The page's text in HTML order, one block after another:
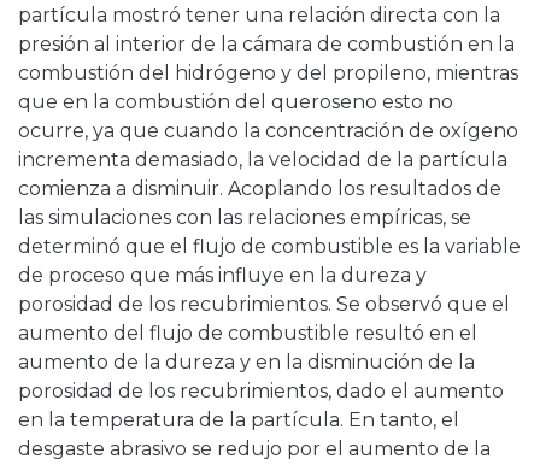
partícula mostró tener una relación directa con la
presión al interior de la cámara de combustión en la
combustión del hidrógeno y del propileno, mientras
que en la combustión del queroseno esto no
ocurre, ya que cuando la concentración de oxígeno
incrementa demasiado, la velocidad de la partícula
comienza a disminuir. Acoplando los resultados de
las simulaciones con las relaciones empíricas, se
determinó que el flujo de combustible es la variable
de proceso que más influye en la dureza y
porosidad de los recubrimientos. Se observó que el
aumento del flujo de combustible resultó en el
aumento de la dureza y en la disminución de la
porosidad de los recubrimientos, dado el aumento
en la temperatura de la partícula. En tanto, el
desgaste abrasivo se redujo por el aumento de la